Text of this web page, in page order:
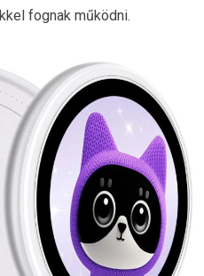
fognak működni.